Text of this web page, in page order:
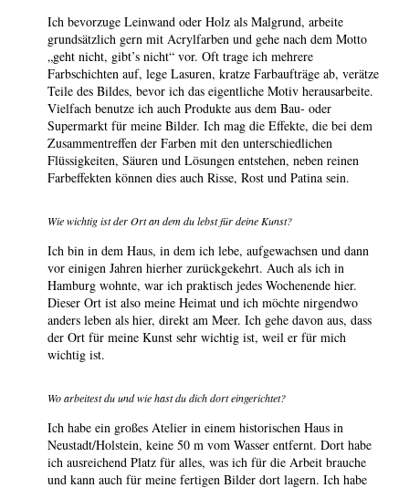
Ich bevorzuge Leinwand oder Holz als Malgrund, arbeite
grundsätzlich gern mit Acrylfarben und gehe nach dem Motto
„geht nicht, gibt’s nicht“ vor. Oft trage ich mehrere
Farbschichten auf, lege Lasuren, kratze Farbaufträge ab, verätze
Teile des Bildes, bevor ich das eigentliche Motiv herausarbeite.
Vielfach benutze ich auch Produkte aus dem Bau- oder
Supermarkt für meine Bilder. Ich mag die Effekte, die bei dem
Zusammentreffen der Farben mit den unterschiedlichen
Flüssigkeiten, Säuren und Lösungen entstehen, neben reinen
Farbeffekten können dies auch Risse, Rost und Patina sein.
Wie wichtig ist der Ort an dem du lebst für deine Kunst?
Ich bin in dem Haus, in dem ich lebe, aufgewachsen und dann
vor einigen Jahren hierher zurückgekehrt. Auch als ich in
Hamburg wohnte, war ich praktisch jedes Wochenende hier.
Dieser Ort ist also meine Heimat und ich möchte nirgendwo
anders leben als hier, direkt am Meer. Ich gehe davon aus, dass
der Ort für meine Kunst sehr wichtig ist, weil er für mich
wichtig ist.
Wo arbeitest du und wie hast du dich dort eingerichtet?
Ich habe ein großes Atelier in einem historischen Haus in
Neustadt/Holstein, keine 50 m vom Wasser entfernt. Dort habe
ich ausreichend Platz für alles, was ich für die Arbeit brauche
und kann auch für meine fertigen Bilder dort lagern. Ich habe